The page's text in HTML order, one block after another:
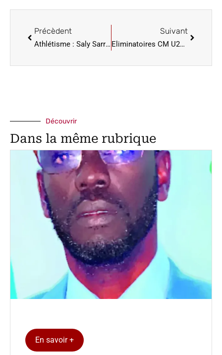
Précèdent
Athlétisme : Saly Sarr en finale du triple saut des championnats du monde
Suivant
Eliminatoires CM U20 féminine : les Lioncelles reçoivent les Algériennes, samedi au stade Lat Dior
Découvrir
Dans la même rubrique
En savoir +